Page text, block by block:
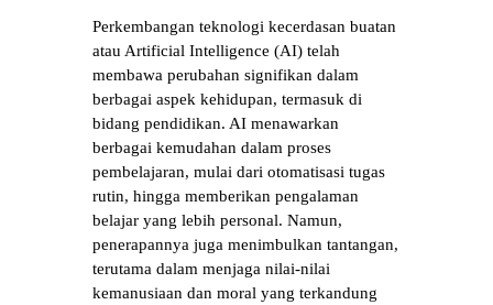
Perkembangan teknologi kecerdasan buatan
atau Artificial Intelligence (AI) telah
membawa perubahan signifikan dalam
berbagai aspek kehidupan, termasuk di
bidang pendidikan. AI menawarkan
berbagai kemudahan dalam proses
pembelajaran, mulai dari otomatisasi tugas
rutin, hingga memberikan pengalaman
belajar yang lebih personal. Namun,
penerapannya juga menimbulkan tantangan,
terutama dalam menjaga nilai-nilai
kemanusiaan dan moral yang terkandung